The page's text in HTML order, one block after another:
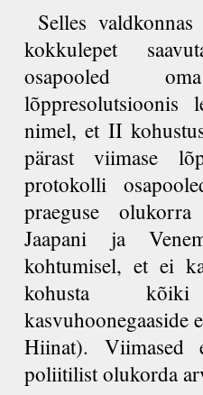
Selles
kokkulepet
osapooled
lõppresolutsioonis
nimel, et II
pärast viimase
protokolli
praeguse
Jaapani ja
kohtumisel, et ei
kohusta
kasvuhoonegaaside
Hiinat). Viimased
poliitilist olukorda